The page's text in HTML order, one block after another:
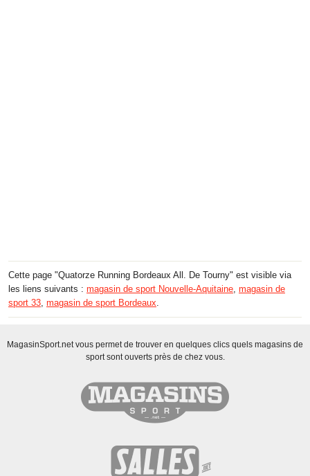
Cette page "Quatorze Running Bordeaux All. De Tourny" est visible via
les liens suivants : magasin de sport Nouvelle-Aquitaine, magasin de
sport 33, magasin de sport Bordeaux.
MagasinSport.net vous permet de trouver en quelques clics quels magasins de
sport sont ouverts près de chez vous.